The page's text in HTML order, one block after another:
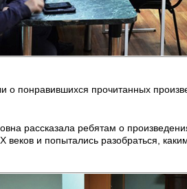
о понравившихся прочитанных
рассказала ребятам о
и попытались разобраться,